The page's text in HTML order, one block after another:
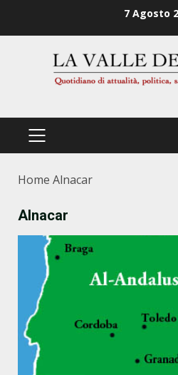
7 Agosto
PRIMÄRES
Home Alnacar
Alnacar